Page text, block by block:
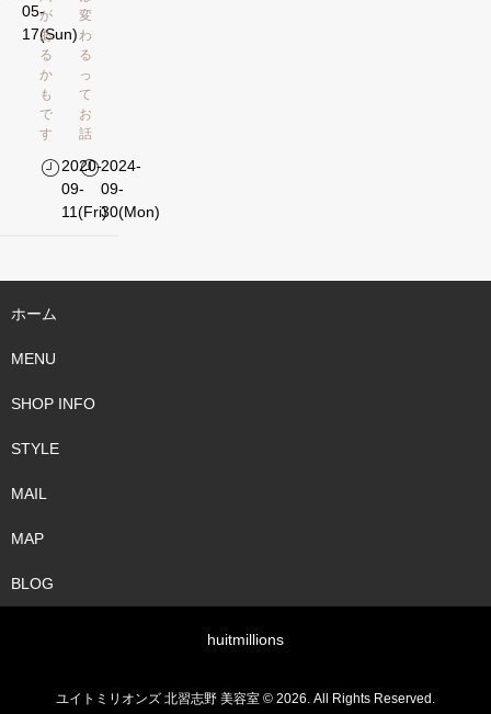
05-
17(Sun)
が
あ
る
か
も
で
す
2020-
09-
11(Fri)
変
わ
る
っ
て
お
話
2024-
09-
30(Mon)
ホーム
MENU
SHOP INFO
STYLE
MAIL
MAP
BLOG
huitmillions
ユイトミリオンズ 北習志野 美容室 © 2026. All Rights Reserved.